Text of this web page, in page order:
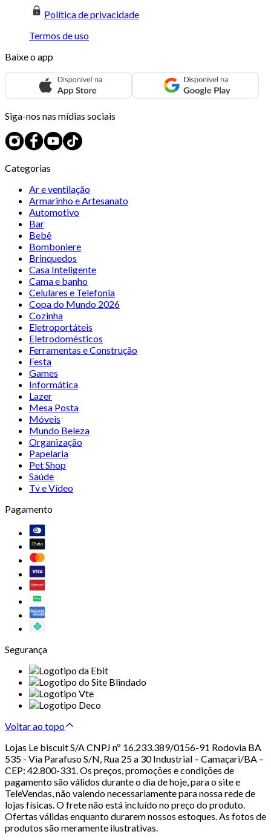
Política de privacidade
Termos de uso
Baixe o app
Siga-nos nas mídias sociais
Categorias
Ar e ventilação
Armarinho e Artesanato
Automotivo
Bar
Bebê
Bomboniere
Brinquedos
Casa Inteligente
Cama e banho
Celulares e Telefonia
Copa do Mundo 2026
Cozinha
Eletroportáteis
Eletrodomésticos
Ferramentas e Construção
Festa
Games
Informática
Lazer
Mesa Posta
Móveis
Mundo Beleza
Organização
Papelaria
Pet Shop
Saúde
Tv e Vídeo
Pagamento
Segurança
Voltar ao topo
Lojas Le biscuit S/A CNPJ nº 16.233.389/0156-91 Rodovia BA
535 - Via Parafuso S/N, Rua 25 a 30 Industrial – Camaçari/BA –
CEP: 42.800-331. Os preços, promoções e condições de
pagamento são válidos durante o dia de hoje, para o site e
TeleVendas, não valendo necessariamente para nossa rede de
lojas físicas. O frete não está incluído no preço do produto.
Ofertas válidas enquanto durarem nossos estoques. As fotos de
produtos são meramente ilustrativas.